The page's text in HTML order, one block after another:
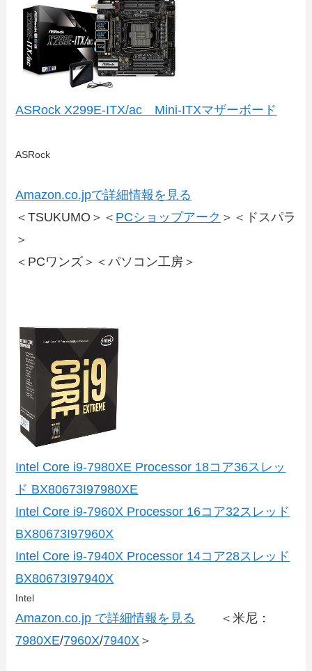
ASRock X299E-ITX/ac Mini-ITXマザーボード
ASRock
Amazon.co.jpで詳細情報を見る
＜TSUKUMO＞＜ PCショップアーク ＞＜ドスパラ
＞
＜PCワンズ＞＜パソコン工房＞
Intel Core i9-7980XE Processor 18コア36スレッ
ド BX80673I97980XE
Intel Core i9-7960X Processor 16コア32スレッド
BX80673I97960X
Intel Core i9-7940X Processor 14コア28スレッド
BX80673I97940X
Intel
Amazon.co.jp で詳細情報を見る
＜米尼：
7980XE/7960X/7940X ＞